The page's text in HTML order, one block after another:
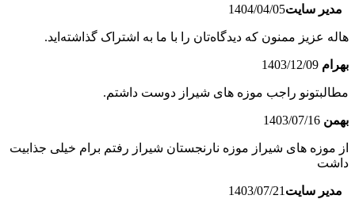
مدیر سایت1404/04/05
هاله عزیز ممنون که دیدگاه‌تان را با ما به اشتراک گذاشته‌اید.
بهرام 1403/12/09
مطالبتونو راجب موزه های شیراز دوست داشتم.
بهمن 1403/07/16
از موزه های شیراز موزه نارنجستان شیراز رفتم برام خیلی جذابیت
داشت
مدیر سایت 1403/07/21